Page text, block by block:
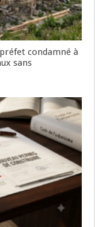
condamné à
sans